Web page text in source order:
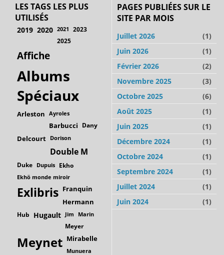
LES TAGS LES PLUS
UTILISÉS
2019 2020 2021 2023
2025
Affiche
Albums
Spéciaux
Arleston Ayroles
Barbucci Dany
Delcourt Dorison
Double M
Duke Dupuis Ekho
Ekhö monde miroir
Exlibris Franquin
Hermann
Hub Hugault Jim Marin
Meyer
Meynet Mirabelle
Munuera
PAGES PUBLIÉES SUR LE
SITE PAR MOIS
Juillet 2026
(1)
Juin 2026
(1)
Février 2026
(2)
Novembre 2025
(3)
Octobre 2025
(6)
Août 2025
(1)
Juin 2025
(1)
Décembre 2024
(1)
Octobre 2024
(1)
Septembre 2024
(1)
Juillet 2024
(1)
Juin 2024
(1)